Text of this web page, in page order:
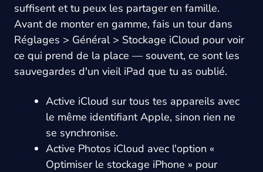
suffisent et tu peux les partager en famille.
Avant de monter en gamme, fais un tour dans
Réglages > Général > Stockage iCloud pour voir
ce qui prend de la place — souvent, ce sont les
sauvegardes d'un vieil iPad que tu as oublié.
Active iCloud sur tous tes appareils avec
le même identifiant Apple, sinon rien ne
se synchronise.
Active Photos iCloud avec l'option «
Optimiser le stockage iPhone » pour